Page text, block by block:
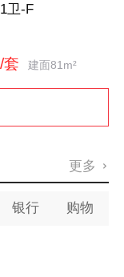
卫-F
套 建面81m²
更多 
银行 购物